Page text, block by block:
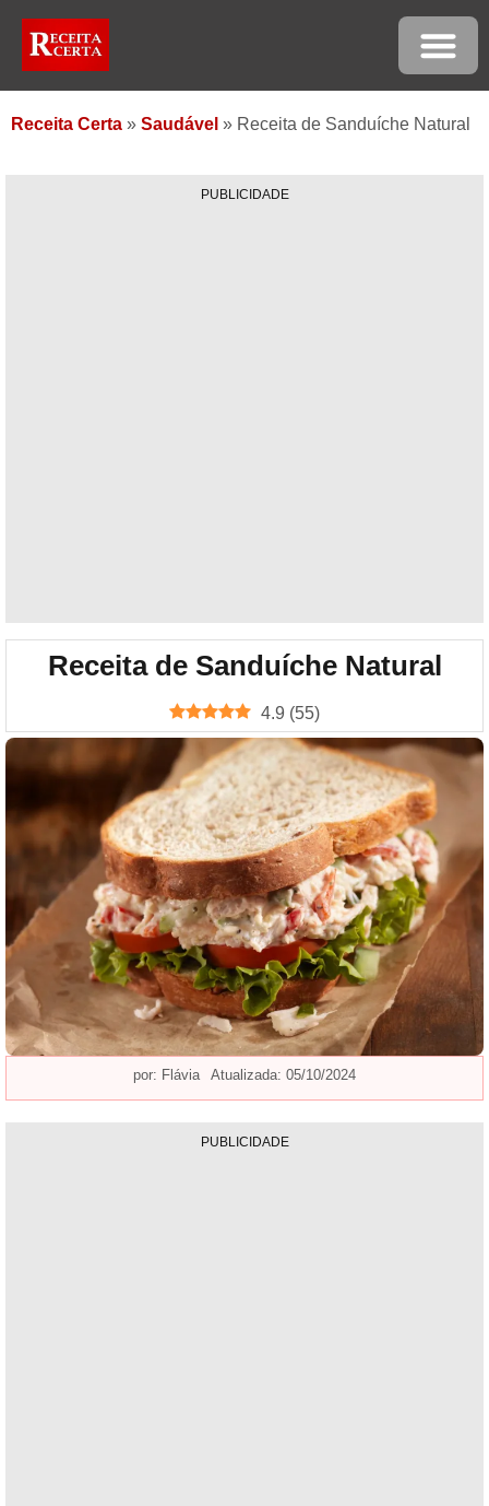
Receita Certa » Saudável » Receita de Sanduíche Natural
PUBLICIDADE
Receita de Sanduíche Natural
4.9 (55)
por: Flávia Atualizada: 05/10/2024
PUBLICIDADE